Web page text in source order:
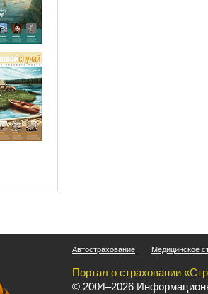
Автострахование Медицинское
Портал о страховании
© 2004–2026